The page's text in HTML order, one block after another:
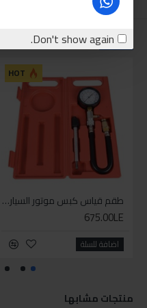
Don't show again.
نقترحه عليك
HOT
طقم قياس كبس موتور السياره 3 ق
675.00LE
اضافة للسلة
منتجات مشابها